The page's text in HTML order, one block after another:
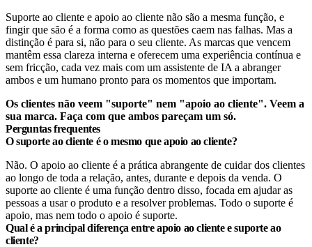
Suporte ao cliente e apoio ao cliente não são a mesma função, e
fingir que são é a forma como as questões caem nas falhas. Mas a
distinção é para si, não para o seu cliente. As marcas que vencem
mantêm essa clareza interna e oferecem uma experiência contínua e
sem fricção, cada vez mais com um assistente de IA a abranger
ambos e um humano pronto para os momentos que importam.
Os clientes não veem "suporte" nem "apoio ao cliente". Veem a
sua marca. Faça com que ambos pareçam um só.
Perguntas frequentes
O suporte ao cliente é o mesmo que apoio ao cliente?
Não. O apoio ao cliente é a prática abrangente de cuidar dos clientes
ao longo de toda a relação, antes, durante e depois da venda. O
suporte ao cliente é uma função dentro disso, focada em ajudar as
pessoas a usar o produto e a resolver problemas. Todo o suporte é
apoio, mas nem todo o apoio é suporte.
Qual é a principal diferença entre apoio ao cliente e suporte ao
cliente?